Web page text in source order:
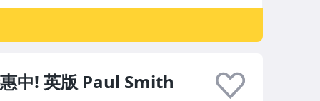
中! 英版 Paul Smith